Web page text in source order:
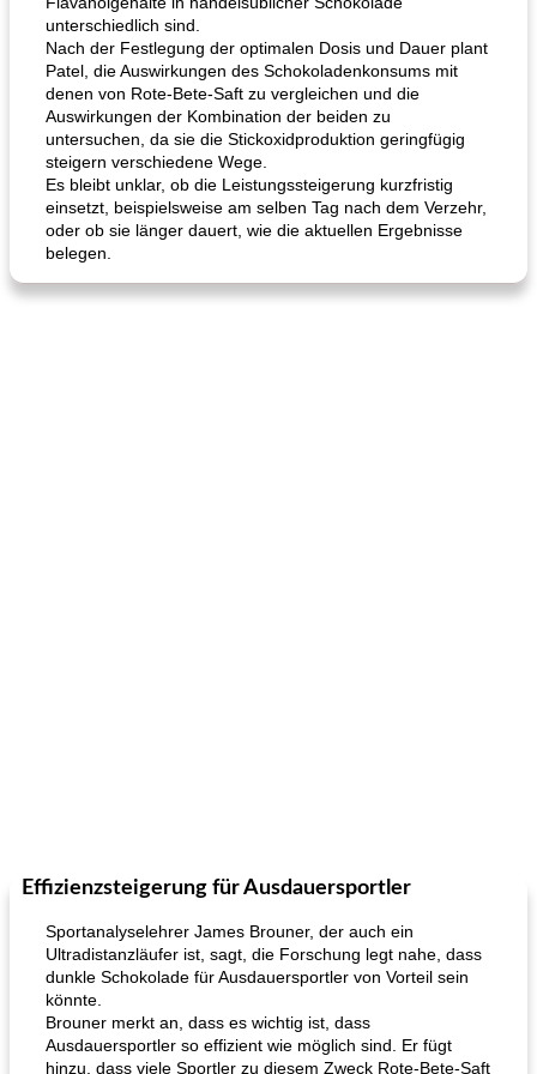
unterschiedlich sind.
Nach der Festlegung der optimalen Dosis und Dauer plant
Patel, die Auswirkungen des Schokoladenkonsums mit
denen von Rote-Bete-Saft zu vergleichen und die
Auswirkungen der Kombination der beiden zu
untersuchen, da sie die Stickoxidproduktion geringfügig
steigern verschiedene Wege.
Es bleibt unklar, ob die Leistungssteigerung kurzfristig
einsetzt, beispielsweise am selben Tag nach dem Verzehr,
oder ob sie länger dauert, wie die aktuellen Ergebnisse
belegen.
Effizienzsteigerung für Ausdauersportler
Sportanalyselehrer James Brouner, der auch ein
Ultradistanzläufer ist, sagt, die Forschung legt nahe, dass
dunkle Schokolade für Ausdauersportler von Vorteil sein
könnte.
Brouner merkt an, dass es wichtig ist, dass
Ausdauersportler so effizient wie möglich sind. Er fügt
hinzu, dass viele Sportler zu diesem Zweck Rote-Bete-Saft